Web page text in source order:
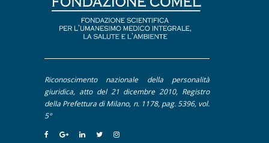
De Litteris et Artibus
Editoriale
Pillole
Riconoscimento nazionale della personalità
giuridica, atto del 21 dicembre 2010, Registro
della Prefettura di Milano, n. 1178, pag. 5396, vol.
5°